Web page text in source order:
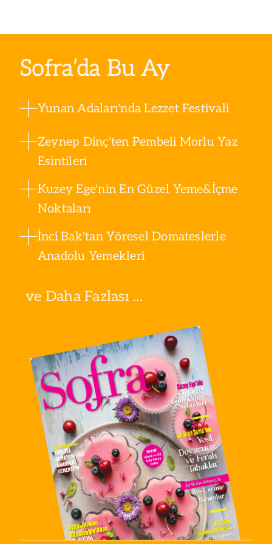
Sofra’da Bu Ay
Yunan Adaları'nda Lezzet Festivali
Zeynep Dinç'ten Pembeli Morlu Yaz
Esintileri
Kuzey Ege'nin En Güzel Yeme&İçme
Noktaları
İnci Bak'tan Yöresel Domateslerle
Anadolu Yemekleri
ve Daha Fazlası ...